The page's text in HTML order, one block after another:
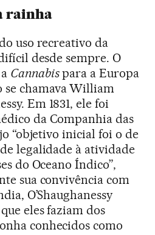
rainha
uso recreativo da
desde sempre. O
Cannabispara a Europa
se chamava William
Em 1831, ele foi
da Companhia das
“objetivo inicial foi o de
legalidade à atividade
do Oceano Índico”,
sua convivência com
O’Shaughanessy
eles faziam dos
conhecidos como